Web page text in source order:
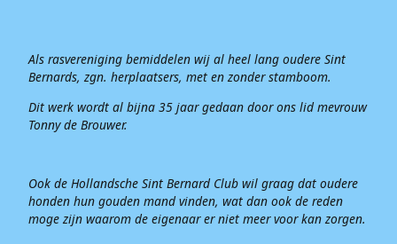
Als rasvereniging bemiddelen wij al heel lang oudere Sint
Bernards, zgn. herplaatsers, met en zonder stamboom.
Dit werk wordt al bijna 35 jaar gedaan door ons lid mevrouw
Tonny de Brouwer.
Ook de Hollandsche Sint Bernard Club wil graag dat oudere
honden hun gouden mand vinden, wat dan ook de reden
moge zijn waarom de eigenaar er niet meer voor kan zorgen.